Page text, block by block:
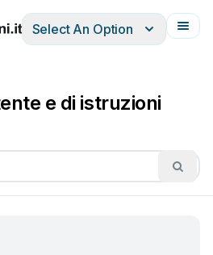
ItalianoFrançais
Select An Option
e di istruzioni